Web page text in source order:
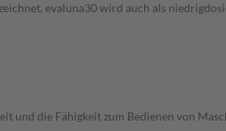
evaluna30 wird auch als
und die Fähigkeit zum Bedienen von